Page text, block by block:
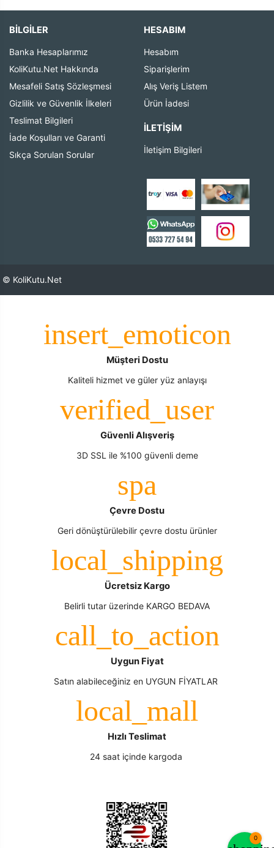
0
BİLGİLER
Banka Hesaplarımız
KoliKutu.Net Hakkında
Mesafeli Satış Sözleşmesi
Gizlilik ve Güvenlik İlkeleri
Teslimat Bilgileri
İade Koşulları ve Garanti
Sıkça Sorulan Sorular
HESABIM
Hesabım
Siparişlerim
Alış Veriş Listem
Ürün İadesi
İLETIŞIM
İletişim Bilgileri
© KoliKutu.Net
Müşteri Dostu
Kaliteli hizmet ve güler yüz anlayışı
Güvenli Alışveriş
3D SSL ile %100 güvenli deme
Çevre Dostu
Geri dönüştürülebilir çevre dostu ürünler
Ücretsiz Kargo
Belirli tutar üzerinde KARGO BEDAVA
Uygun Fiyat
Satın alabileceğiniz en UYGUN FİYATLAR
Hızlı Teslimat
24 saat içinde kargoda